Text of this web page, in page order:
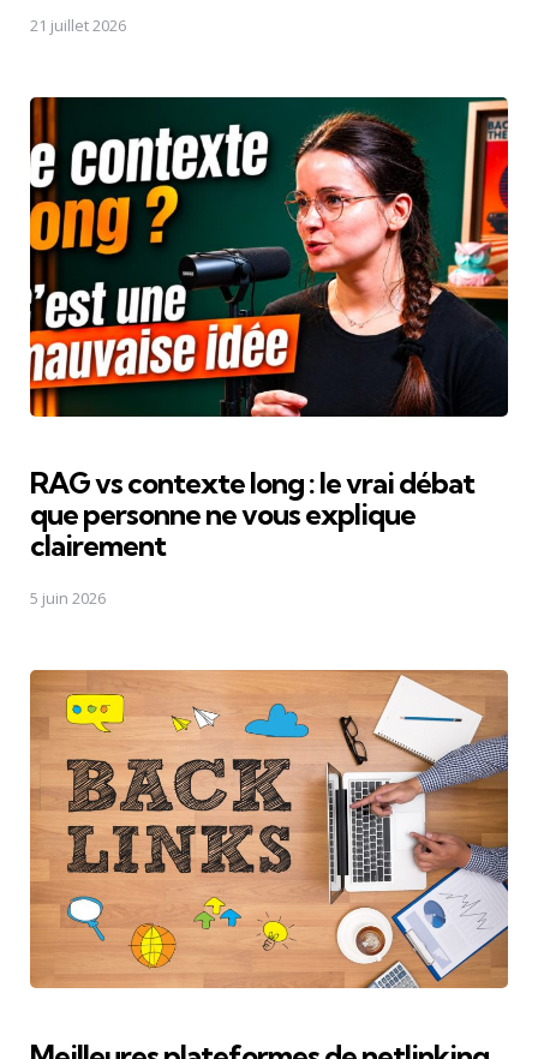
21 juillet 2026
RAG vs contexte long : le vrai débat
que personne ne vous explique
clairement
5 juin 2026